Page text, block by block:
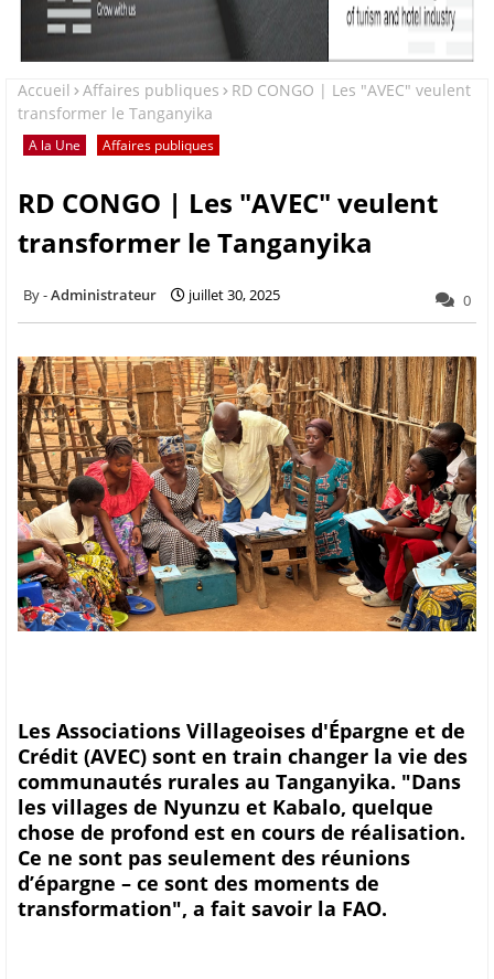
Accueil Affaires publiques
RD CONGO | Les "AVEC" veulent
transformer le Tanganyika
A la Une Affaires publiques
RD CONGO | Les "AVEC" veulent
transformer le Tanganyika
Administrateur juillet 30, 2025 0
Les Associations Villageoises d'Épargne et de
Crédit (AVEC) sont en train changer la vie des
communautés rurales au Tanganyika. "Dans
les villages de Nyunzu et Kabalo, quelque
chose de profond est en cours de réalisation.
Ce ne sont pas seulement des réunions
d’épargne – ce sont des moments de
transformation", a fait savoir la FAO.